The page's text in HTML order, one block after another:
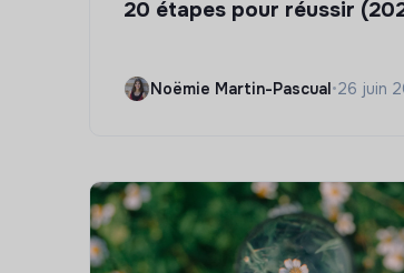
20 étapes pour réussir
Noëmie Martin-Pascual•26 juin